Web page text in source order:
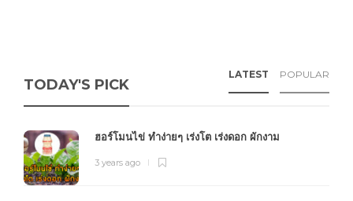
TODAY'S PICK
LATEST POPULAR
ฮอร์โมนไข่ ทำง่ายๆ เร่งโต เร่งดอก ผักงาม
3 years ago